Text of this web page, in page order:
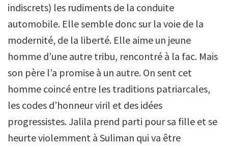
indiscrets) les rudiments de la conduite
automobile. Elle semble donc sur la voie de la
modernité, de la liberté. Elle aime un jeune
homme d’une autre tribu, rencontré à la fac. Mais
son père l’a promise à un autre. On sent cet
homme coincé entre les traditions patriarcales,
les codes d’honneur viril et des idées
progressistes. Jalila prend parti pour sa fille et se
heurte violemment à Suliman qui va être